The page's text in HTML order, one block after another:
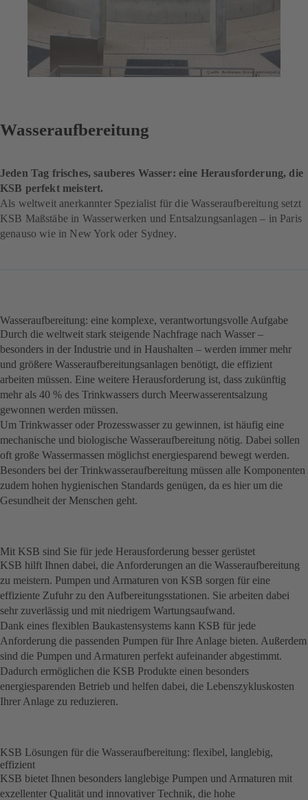
Wasseraufbereitung
Jeden Tag frisches, sauberes Wasser: eine Herausforderung, die
KSB perfekt meistert.
Als weltweit anerkannter Spezialist für die Wasseraufbereitung setzt
KSB Maßstäbe in Wasserwerken und Entsalzungsanlagen – in Paris
genauso wie in New York oder Sydney.
Wasseraufbereitung: eine komplexe, verantwortungsvolle Aufgabe
Durch die weltweit stark steigende Nachfrage nach Wasser –
besonders in der Industrie und in Haushalten – werden immer mehr
und größere Wasser­auf­bereitungsanlagen benötigt, die effizient
arbeiten müssen. Eine weitere Herausforderung ist, dass zukünftig
mehr als 40 % des Trinkwassers durch Meerwasserentsalzung
gewonnen werden müssen.
Um Trinkwasser oder Prozesswasser zu gewinnen, ist häufig eine
mechanische und biologische Wasseraufbereitung nötig. Dabei sollen
oft große Wassermassen möglichst energiesparend bewegt werden.
Besonders bei der Trinkwasser­aufbereitung müssen alle Komponenten
zudem hohen hygienischen Standards genügen, da es hier um die
Gesundheit der Menschen geht.
Mit KSB sind Sie für jede Herausforderung besser gerüstet
KSB hilft Ihnen dabei, die Anforderungen an die Wasseraufbereitung
zu meistern. Pumpen und Armaturen von KSB sorgen für eine
effiziente Zufuhr zu den Aufbereitungsstationen. Sie arbeiten dabei
sehr zuverlässig und mit niedrigem Wartungsaufwand.
Dank eines flexiblen Baukastensystems kann KSB für jede
Anforderung die passenden Pumpen für Ihre Anlage bieten. Außerdem
sind die Pumpen und Armaturen perfekt aufeinander abgestimmt.
Dadurch ermöglichen die KSB Produkte einen besonders
energiesparenden Betrieb und helfen dabei, die Lebenszykluskosten
Ihrer Anlage zu reduzieren.
KSB Lösungen für die Wasseraufbereitung: flexibel, langlebig,
effizient
KSB bietet Ihnen besonders langlebige Pumpen und Armaturen mit
exzellenter Qualität und innovativer Technik, die hohe